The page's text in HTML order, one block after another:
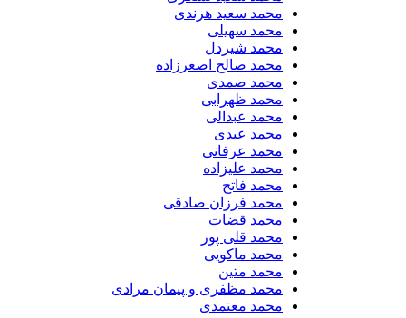
محمد سعید هرندی
محمد سهیلی
​محمد شیردل
محمد صالح اصغرزاده
محمد صمدی
محمد ظهرابی
محمد عبدالی
محمد عبدی
محمد عرفانی
محمد علیزاده
محمد فاتح
محمد فرزان صادقی
محمد قضات
محمد قلی پور
محمد ماکویی
محمد متین
محمد مظفری و پیمان مرادی
محمد معتمدی